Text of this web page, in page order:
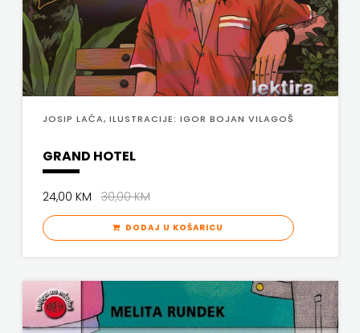
UDRUGA
GLUTEN
FREE
HNŽ
V.B.Z.
VERBUM
PALABRA
ZNANJE
JOSIP LAĆA, ILUSTRACIJE: IGOR BOJAN VILAGOŠ
GRAND HOTEL
24,00 KM30,00 KM
DODAJ U KOŠARICU